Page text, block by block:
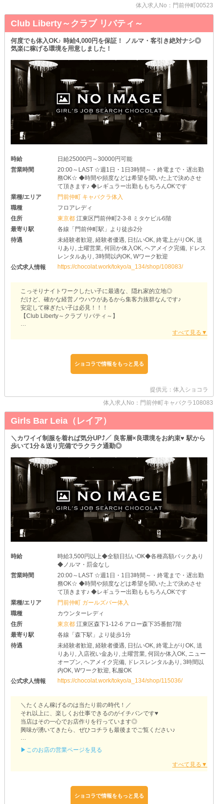
服装や髪型は自由ですヾ(o´∀｀o)ﾉ
オシャレな場所にお出かけするようなファッションであれば問題あ
わざわざドレスを購入したり、美容院に行ったりする必要はないの
でご安心ください♪
さらにノルマや厳しいルールは一切ないため、未経験者さんでもプ
レッシャーを感じずに働けますよ！
【高待遇が盛りだくさん】
・全額日払いOK
・月1出勤OK
・レンタル衣装無料
・送りあり
・個人ロッカー完備
体入求人No：門前仲町00523
Club Liberty～クラブ リバティ～
何度でも体入OK♪ 時給4,000円を保証！ ノルマ・客引き絶対ナシ◎
気楽に稼げる環境を用意しました！
時給
日給25000円～30000円可能
営業時間
20:00～LAST ☆週1日・1日3時間～・終電まで・遅出勤
務OK☆ ◆時間や頻度などは希望を聞いた上で決めさせ
て頂きます♪ ◆レギュラー出勤ももちろんOKです
業種/エリア
門前仲町 キャバクラ体入
職種
フロアレディ
住所
東京都江東区門前仲町2-3-8 ミタケビル6階
最寄り駅
各線「門前仲町駅」より徒歩2分
待遇
未経験者歓迎, 経験者優遇, 日払いOK, 終電上がりOK, 送
りあり, 土曜営業, 何回か体入OK, ヘアメイク完備, ドレス
レンタルあり, 3時間以内OK, Wワーク歓迎
公式求人情報
https://chocolat.work/tokyo/a_134/shop/108083/
こっそりナイトワークしたい子に最適な、隠れ家的立地◎
だけど、確かな経営ノウハウがあるから集客力抜群なんです♪
安定して稼ぎたい子は必見！！！
【Club Liberty～クラブ リバティ～】
サポート体制が充実しているため、どんな子でも活躍できます♪
イチから丁寧にお教えするので、少しずつ覚えていきましょう◎
「長く勤めているのに、時給や待遇が良くならない…」
そんなお悩みをお持ちの子は、ぜひ当店への移籍をご検討くださ
＊健康的にお仕事ができる＊
「生活リズムを崩したくない」
「早朝は家事で忙しいから早く上がりたい」
そんな子も、続けやすい環境を整えています♪
無理をせずに、自分のペースで働いちゃいましょう♪
あなたのプライベートを、何も犠牲にさせません！
魅力が満載の【リバティ】。
少しでも気になる点があれば、お気軽にお問い合わせください◎
ショコラで情報をもっと見る
提供元：体入ショコラ
体入求人No：門前仲町キャバクラ108083
Girls Bar Leia（レイア）
＼カワイイ制服を着れば気分UP⤴／ 良客層×良環境をお約束♥ 駅から
歩いて1分＆送り完備でラクラク通勤◎
時給
時給3,500円以上◆全額日払いOK◆各種高額バックあり
◆ノルマ・罰金なし
営業時間
20:00～LAST ☆週1日・1日3時間～・終電まで・遅出勤
務OK☆ ◆時間や頻度などは希望を聞いた上で決めさせ
て頂きます♪ ◆レギュラー出勤ももちろんOKです
業種/エリア
門前仲町 ガールズバー体入
職種
カウンターレディ
住所
東京都江東区森下1-12-6 アロー森下35番館7階
最寄り駅
各線「森下駅」より徒歩1分
待遇
未経験者歓迎, 経験者優遇, 日払いOK, 終電上がりOK, 送
りあり, 入店祝い金あり, 土曜営業, 何回か体入OK, ニュー
オープン, ヘアメイク完備, ドレスレンタルあり, 3時間以
内OK, Wワーク歓迎, 私服OK
公式求人情報
https://chocolat.work/tokyo/a_134/shop/115036/
＼たくさん稼げるのは当たり前の時代！／
それ以上に、楽しくお仕事できるのがイチバンです♥
当店はその一心でお店作りを行っています◎
興味が湧いてきたら、ぜひコチラも最後までご覧ください♪
個性も“あなたらしさ”も、バンバン活かしちゃいましょっ！（笑）
お仕事だからと言って、普段の自分を隠す必要ありません♥
「これが私！」といったフリースタイルで接客できます！
▶このお店の営業ページを見る
ショコラで情報をもっと見る